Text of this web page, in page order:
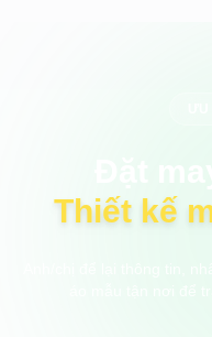
Thiết kế